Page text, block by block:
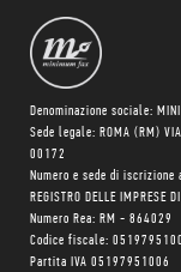
Denominazione sociale:
Sede legale: ROMA (RM)
00172
Numero e sede di
REGISTRO DELLE IMPRESE
Numero Rea: RM - 864029
Codice fiscale:
Partita IVA 05197951006